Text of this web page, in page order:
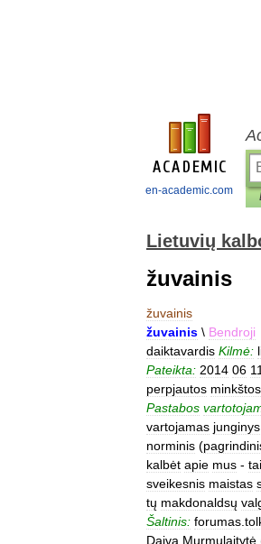
en-academic.com
Lietuvių
žuvainis
žuvainis
žuvainis \ Bendroji
daiktavardis Kilmė:
Pateikta: 2014 06 11
perpjautos minkštos
Pastabos
vartojamas junginys
norminis (
kalbėt apie mus - tai
sveikesnis maistas
tų makdonaldsų
Šaltinis: forumas
Daiva Murmulaitytė